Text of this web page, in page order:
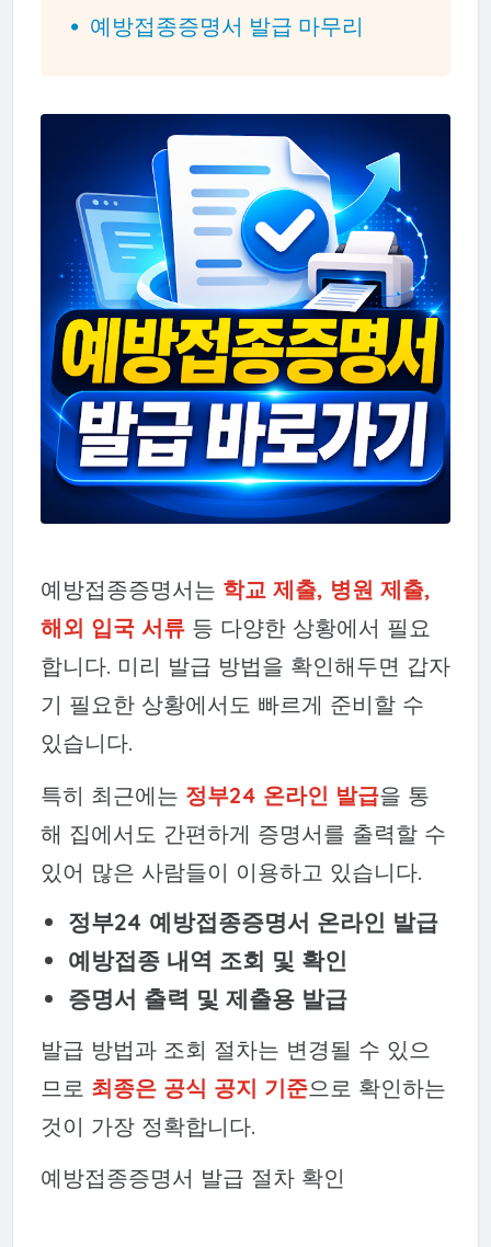
예방접종증명서 발급 마무리
예방접종증명서는 학교 제출, 병원 제출,
해외 입국 서류등 다양한 상황에서 필요
합니다. 미리 발급 방법을 확인해두면 갑자
기 필요한 상황에서도 빠르게 준비할 수
있습니다.
특히 최근에는 정부24 온라인 발급을 통
해 집에서도 간편하게 증명서를 출력할 수
있어 많은 사람들이 이용하고 있습니다.
정부24 예방접종증명서 온라인 발급
예방접종 내역 조회 및 확인
증명서 출력 및 제출용 발급
발급 방법과 조회 절차는 변경될 수 있으
므로 최종은 공식 공지 기준으로 확인하는
것이 가장 정확합니다.
예방접종증명서 발급 절차 확인